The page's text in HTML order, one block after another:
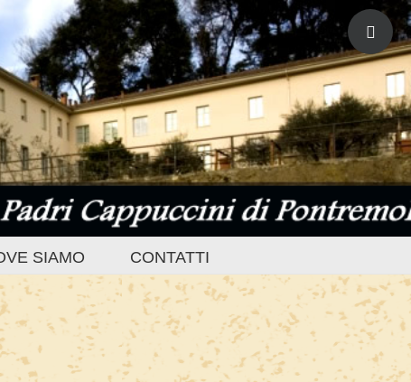
SIAMO CONTATTI
Toggle
area
barra